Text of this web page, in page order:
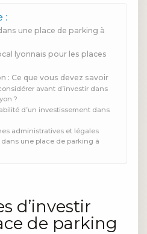
:
une place de parking à
lyonnais pour les places
: Ce que vous devez savoir
avant d’investir dans
?
d’un investissement dans
administratives et légales
une place de parking à
d’investir
de parking